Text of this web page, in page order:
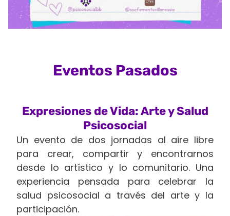
Eventos Pasados
Expresiones de Vida: Arte y Salud
Psicosocial
Un evento de dos jornadas al aire libre
para crear, compartir y encontrarnos
desde lo artístico y lo comunitario. Una
experiencia pensada para celebrar la
salud psicosocial a través del arte y la
participación.